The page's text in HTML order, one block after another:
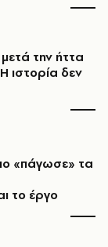
την ήττα
ιστορία δεν
«πάγωσε» τα
το έργο